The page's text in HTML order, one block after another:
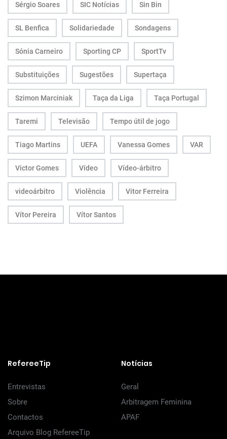
Sérgio Soares SIC Notícias Sin Bin
SL Benfica Solidariedade Sondagens
Sónia Carneiro Sporting CP SportTv
Substituições Sugestões Supertaça
Szimon Marciniak Taça da Liga Taça Portugal
Taremi Televisão Tempo útil de jogo
Tiago Martins UEFA Vanessa Gomes VAR
Victor Gomes Vídeo Vídeo-árbitro
videoárbitro Violência Vitor Ferreira
Vítor Pereira Vítor Santos
RefereeTip
Entrevistas
Sobre
Contactos
Arquivo Blog RefereeTip
Notícias
Geral
Arbitragem Feminina
APAF